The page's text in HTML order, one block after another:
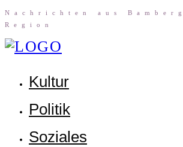
Nach­rich­ten aus
Region
Kul­tur
Poli­tik
Sozia­les